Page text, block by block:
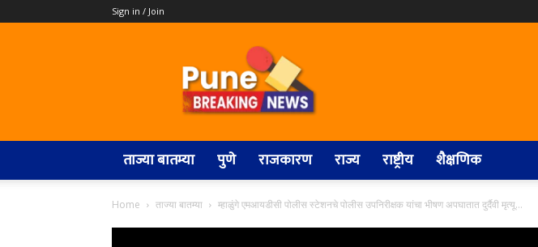
Sign in / Join
Pune
Breaking
News
ताज्या बातम्या पुणे राजकारण राज्य राष्ट्रीय शैक्षणिक
Home ताज्या बातम्या म्हाळुंगे एमआयडीसी पोलीस स्टेशनचे पोलीस उपनिरीक्षक यांचा भीषण अपघातात दुर्दैवी मृत्यू…